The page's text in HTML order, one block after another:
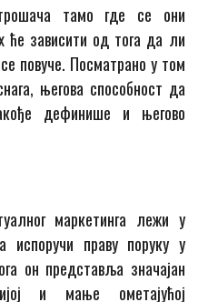
тамо где се они
ће зависити од тога да ли
повуче. Посматрано у том
његова способност да
дефинише и његово
маркетинга лежи у
испоручи праву поруку у
он представља значајан
и мање ометајућој